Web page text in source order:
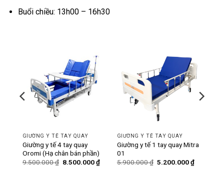
Buổi chiều: 13h00 – 16h30
GIƯỜNG Y TẾ TAY QUAY
Giường y tế 4 tay quay
Oromi (Hạ chân bán phần)
9.500.000₫ Giá
8.500.000₫Giá
hiện
GIƯỜNG Y TẾ TAY QUAY
Giường y tế 1 tay quay Mitra
01
5.900.000₫ Giá
5.200.000₫Giá
hiện